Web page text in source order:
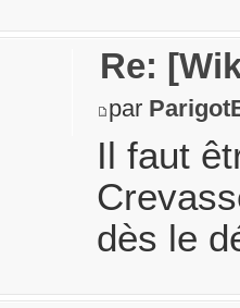
Re:
par
Il faut
dès le